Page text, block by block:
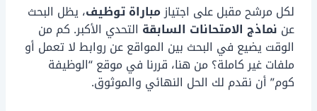
لكل مرشح مقبل على اجتيازمباراة توظيف، يظل البحث
عن نماذج الامتحانات السابقة التحدي الأكبر. كم من
الوقت يضيع في البحث بين المواقع عن روابط لا تعمل أو
ملفات غير كاملة؟ من هنا، قررنا في موقع “الوظيفة
كوم” أن نقدم لك الحل النهائي والموثوق.